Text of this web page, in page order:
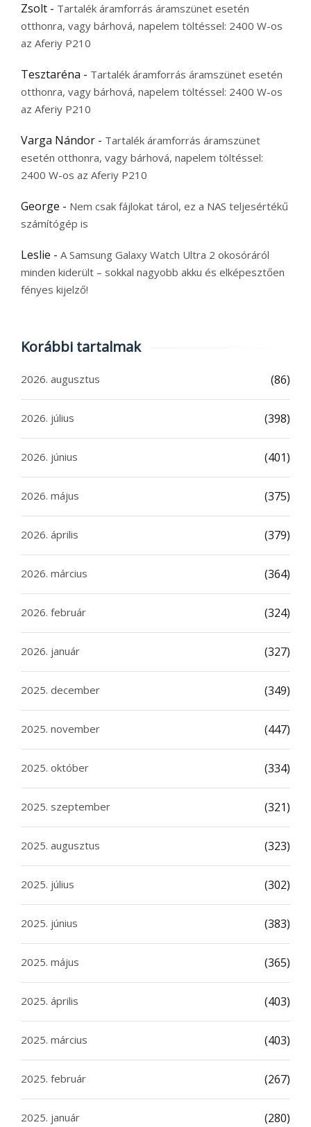
Zsolt - Tartalék áramforrás áramszünet esetén
otthonra, vagy bárhová, napelem töltéssel: 2400 W-os
az Aferiy P210
Tesztaréna - Tartalék áramforrás áramszünet esetén
otthonra, vagy bárhová, napelem töltéssel: 2400 W-os
az Aferiy P210
Varga Nándor - Tartalék áramforrás áramszünet
esetén otthonra, vagy bárhová, napelem töltéssel:
2400 W-os az Aferiy P210
George - Nem csak fájlokat tárol, ez a NAS teljesértékű
számítógép is
Leslie - A Samsung Galaxy Watch Ultra 2 okosóráról
minden kiderült – sokkal nagyobb akku és elképesztően
fényes kijelző!
Korábbi tartalmak
2026. augusztus (86)
2026. július (398)
2026. június (401)
2026. május (375)
2026. április (379)
2026. március (364)
2026. február (324)
2026. január (327)
2025. december (349)
2025. november (447)
2025. október (334)
2025. szeptember (321)
2025. augusztus (323)
2025. július (302)
2025. június (383)
2025. május (365)
2025. április (403)
2025. március (403)
2025. február (267)
2025. január (280)